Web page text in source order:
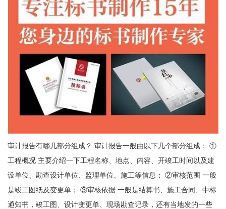
审计报告有哪几部分组成？ 审计报告一般由以下几个部分组成： ①
工程概况 主要介绍一下工程名称、地点、内容、开竣工时间以及建
设单位、勘查设计单位、监理单位、施工等信息； ②审核范围 一般
是竣工图纸及变更单； ③审核依据 一般是结算书、施工合同、中标
通知书，竣工图、设计变更单、现场勘查记录，还有当地发的一些